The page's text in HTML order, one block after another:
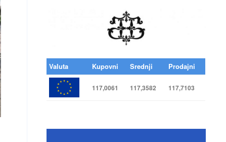
Valuta Kupovni Srednji Prodajni
117,0061 117,3582 117,7103